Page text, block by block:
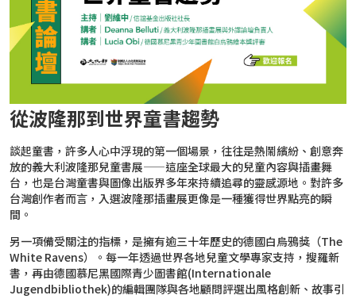
2026台北國際書展紀錄片 一同回味每一個「閱
台北市雜誌公會 7/23【媒體AI工作流實戰班】
臺灣文學與韓國的交會 阿女烏談族群記憶和轉
事走入人心的祕密
從波隆那到世界童書趨勢
談起童書，許多人心中浮現的第一個場景，往往是熱鬧繽紛、創意奔
放的義大利波隆那兒童書展——這座全球最大的兒童內容與插畫舞
台，也是台灣童書與圖像出版界多年來持續追尋的靈感源地。對許多
台灣創作者而言，入選波隆那插畫展更像是一種獲得世界點亮的瞬
間。
另一項備受關注的指標，是擁有逾三十年歷史的德國白烏鴉獎（The
White Ravens）。每一年透過世界各地兒童文學專家支持，搜羅新
書，再由德國慕尼黑國際青少圖書館(Internationale
Jugendbibliothek)的編輯團隊與各地顧問評選出風格創新、故事引